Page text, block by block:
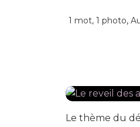
1 mot, 1 photo,
Le thème du